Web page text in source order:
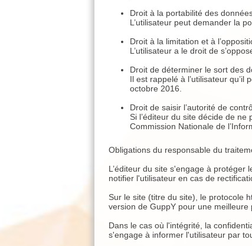
Droit à la portabilité des
L’utilisateur peut demander la
Droit à la limitation et à
L’utilisateur a le droit de
Droit de déterminer le sort des
Il est rappelé à l’utilisateur
octobre 2016.
Droit de saisir l’autorité de
Si l’éditeur du site décide de
Commission Nationale de
Obligations du responsable du
L’éditeur du site s'engage à
notifier l'utilisateur en cas de
Sur le site (titre du site), le protocole
version de GuppY pour une
Dans le cas où l'intégrité, la
s'engage à informer l'utilisateur par